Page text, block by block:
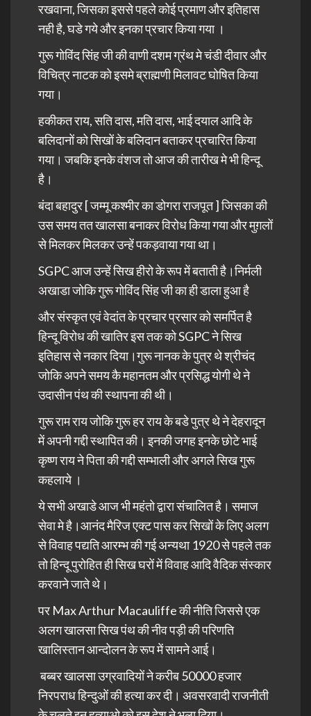
रखवाना, जिसका इससे पहले कोई प्रमाण और इतिहास
नही है, घडे गये और इनका प्रचार किया गया ।
गुरू गोविंद सिंह जी की वाणी दशम ग्रंथ मे चंडी दीवार और
विचित्र नाटक को इसमे ब्राह्मणी मिलावट घोषित किया
गया।
हकीकत राय, सति दास, मति दास, भाई दयाल आदि के
बलिदानों को सिखों के बलिदान बताकर प्रचारित किया
गया। जबकि इनके वंशज तो आज की तारीख मे भी हिन्दू
है।
बंदा बहादुर [ जम्मू कश्मीर का डोगरा राजपूत ] जिसका की
उस समय तत खालसा बनाकर विरोध किया गया और मुग़लों
से मिलकर मिलकर उन्हें पकड़वाया गया था।
SGPC आज उन्हें सिख हीरो के रूप में बताती है।निर्मली
अखाडा जोकि गुरू गोविंद सिंह जी का ही डाला हुआ है
और संस्कृत एवं वेदांत के प्रचार प्रसार को समर्पित है
हिन्दू विरोध की खातिर इस तक को SGPC ने सिख
इतिहास से नकार दिया।गुरू नानक के पुत्र थे श्रीचंद
जोकि अपने समय कै महानतम और प्रसिद्ध योगी थे ने
उदासीन पंथ की स्थापना की थी।
गुरू राम राय जोकि गुरू हर राय के बडे पुत्र थे ने देहरादून
में अपनी गद्दी स्थापित की। इनकी जगह इनके छोटे भाई
कृष्ण राय ने पिता की गद्दी सम्भाली और अगले सिख गुरू
कहलाये ।
ये सभी अखाडे आज भी महंतो द्वारा संचालित है। समाज
सेवा मे है।आनंद मैरिज एक्ट पास कर सिखों के लिए अलग
से विवाह पद्यति आरम्भ की गई अन्यथा 1920 से पहले तक
तो हिन्दू पुरोहित ही सिख घरों में विवाह आदि वैदिक संस्कार
करवाने जाते थे।
पर Max Arthur Macauliffe की नीति जिससे एक
अलग खालसा सिख पंथ की नीव पड़ी की परिणति
खालिस्तान आन्दोलन के रूप में सामने आई।
बब्बर खालसा उग्रवादियों ने करीब 50000 हजार
निरपराध हिन्दुओं की हत्या कर दी। अवसरवादी राजनीती